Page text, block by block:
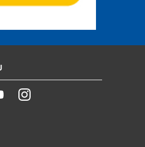
YoutubeInstagram